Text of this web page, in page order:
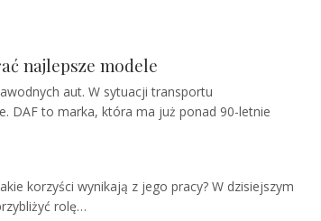
najlepsze modele
aut. W sytuacji transportu
DAF to marka, która ma już ponad 90-letnie
korzyści wynikają z jego pracy? W dzisiejszym
rolę…